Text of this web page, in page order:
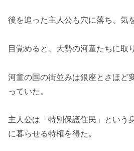
後を追った主人公も穴に落ち、気
目覚めると、大勢の河童たちに取
河童の国の街並みは銀座とさほど
っていた。
主人公は「特別保護住民」という
に暮らせる特権を得た。